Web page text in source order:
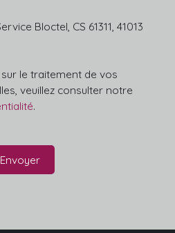
Bloctel, CS 61311, 41013
le traitement de vos
veuillez consulter notre
.
Envoyer